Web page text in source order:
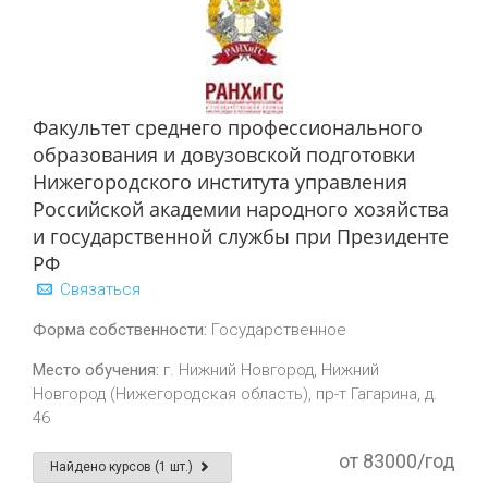
Факультет среднего профессионального
образования и довузовской подготовки
Нижегородского института управления
Российской академии народного хозяйства
и государственной службы при Президенте
РФ
Связаться
Форма собственности: Государственное
Место обучения: г. Нижний Новгород, Нижний
Новгород (Нижегородская область), пр-т Гагарина, д.
46
Найдено курсов (1 шт.) от 83000/год